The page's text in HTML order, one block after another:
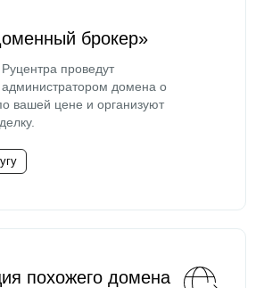
брокер»
проведут
администратором домена о
вашей цене и организуют
похожего домена